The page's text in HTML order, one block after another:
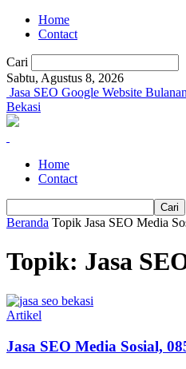
Home
Contact
Cari
Sabtu, Agustus 8, 2026
Jasa SEO Google Website
Bekasi
Home
Contact
Beranda Topik Jasa SEO Media
Topik: Jasa
Artikel
Jasa SEO Media Sosial,